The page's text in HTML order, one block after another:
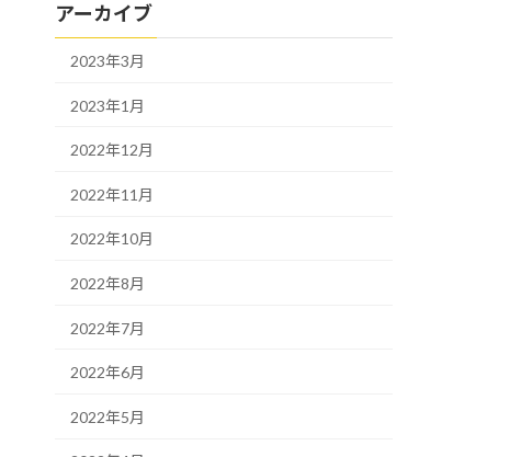
アーカイブ
2023年3月
2023年1月
2022年12月
2022年11月
2022年10月
2022年8月
2022年7月
2022年6月
2022年5月